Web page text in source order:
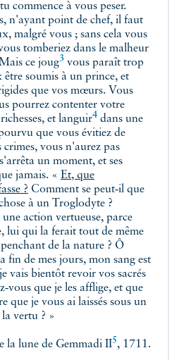
commence à vous peser.
n'ayant point de chef, il faut
malgré vous ; sans cela vous
tomberiez dans le malheur
ce joug3 vous paraît trop
soumis à un prince, et
que vos mœurs. Vous
pourrez contenter votre
et languir4 dans une
que vous évitiez de
vous n'aurez pas
un moment, et ses
jamais. « Et, que
? Comment se peut‑il que
à un Troglodyte ?
action vertueuse, parce
lui qui la ferait tout de même
de la nature ? Ô
fin de mes jours, mon sang est
vais bientôt revoir vos sacrés
que je les afflige, et que
que je vous ai laissés sous un
vertu ? »
la lune de Gemmadi II5, 1711.